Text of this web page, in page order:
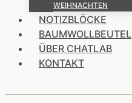
WEIHNACHTEN
NOTIZBLÖCKE
BAUMWOLLBEUTEL
ÜBER CHATLAB
KONTAKT